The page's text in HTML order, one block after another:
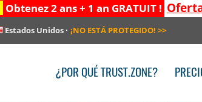
Obtenez 2 ans + 1 an GRATUIT !
Estados Unidos · ¡NO ESTÁ PROTEGIDO! >>
¿POR QUÉ TRUST.ZONE?